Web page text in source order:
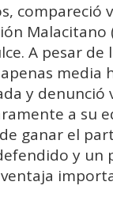
A pesar de
y denunció
a su
ganar el
y un